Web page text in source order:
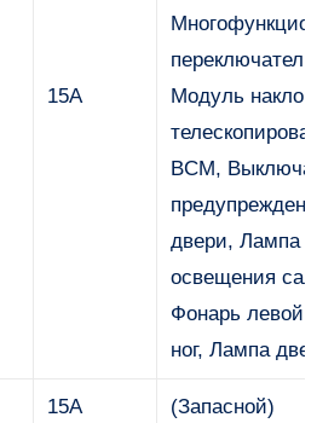
15А
Модуль
BCM,
двери, Лампа
освещения
Фонарь левой
ног, Лампа
15А (Запасной)